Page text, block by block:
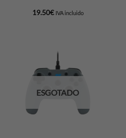
19.50€ IVA incluido
ESGOTADO